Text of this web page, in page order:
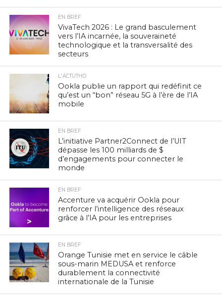
EN BREF
VivaTech 2026 : Le grand basculement
vers l’IA incarnée, la souveraineté
technologique et la transversalité des
secteurs
L'ACTUTHD
Ookla publie un rapport qui redéfinit ce
qu’est un “bon” réseau 5G à l’ère de l’IA
mobile
EN BREF
L’initiative Partner2Connect de l’UIT
dépasse les 100 milliards de $
d’engagements pour connecter le
monde
EN BREF
Accenture va acquérir Ookla pour
renforcer l’intelligence des réseaux
grâce à l’IA pour les entreprises
EN BREF
Orange Tunisie met en service le câble
sous-marin MEDUSA et renforce
durablement la connectivité
internationale de la Tunisie